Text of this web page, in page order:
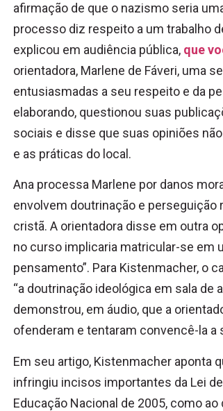
afirmação de que o nazismo seria
processo diz respeito a um trabalho
explicou em audiência pública, que
orientadora, Marlene de Fáveri, uma
entusiasmadas a seu respeito e da
elaborando, questionou suas
sociais e disse que suas opiniões
e as práticas do local.
Ana processa Marlene por danos
envolvem doutrinação e perseguição
cristã. A orientadora disse em outra
no curso implicaria matricular-se em
pensamento”. Para Kistenmacher, o
“a doutrinação ideológica em sala de
demonstrou, em áudio, que a
ofenderam e tentaram convencê-la a
Em seu artigo, Kistenmacher aponta
infringiu incisos importantes da Lei
Educação Nacional de 2005, como